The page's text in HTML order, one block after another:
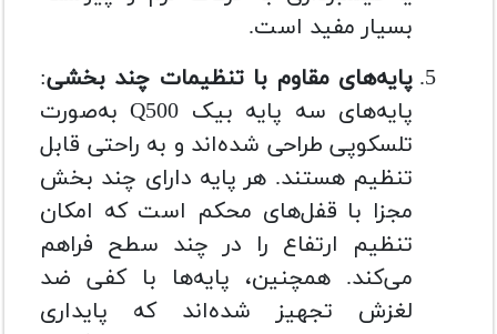
بسیار مفید است.
پایه‌های مقاوم با تنظیمات چند بخشی:
پایه‌های سه پایه بیک Q500 به‌صورت
تلسکوپی طراحی شده‌اند و به راحتی قابل
تنظیم هستند. هر پایه دارای چند بخش
مجزا با قفل‌های محکم است که امکان
تنظیم ارتفاع را در چند سطح فراهم
می‌کند. همچنین، پایه‌ها با کفی ضد
لغزش تجهیز شده‌اند که پایداری